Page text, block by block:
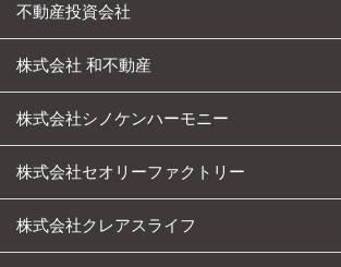
不動産投資会社
株式会社 和不動産
株式会社シノケンハーモニー
株式会社セオリーファクトリー
株式会社クレアスライフ